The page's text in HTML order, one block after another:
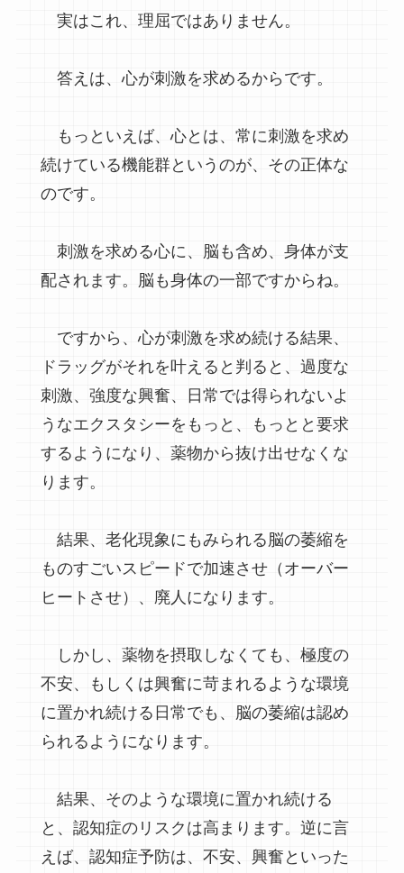
実はこれ、理屈ではありません。
答えは、心が刺激を求めるからです。
もっといえば、心とは、常に刺激を求め
続けている機能群というのが、その正体な
のです。
刺激を求める心に、脳も含め、身体が支
配されます。脳も身体の一部ですからね。
ですから、心が刺激を求め続ける結果、
ドラッグがそれを叶えると判ると、過度な
刺激、強度な興奮、日常では得られないよ
うなエクスタシーをもっと、もっとと要求
するようになり、薬物から抜け出せなくな
ります。
結果、老化現象にもみられる脳の萎縮を
ものすごいスピードで加速させ（オーバー
ヒートさせ）、廃人になります。
しかし、薬物を摂取しなくても、極度の
不安、もしくは興奮に苛まれるような環境
に置かれ続ける日常でも、脳の萎縮は認め
られるようになります。
結果、そのような環境に置かれ続ける
と、認知症のリスクは高まります。逆に言
えば、認知症予防は、不安、興奮といった